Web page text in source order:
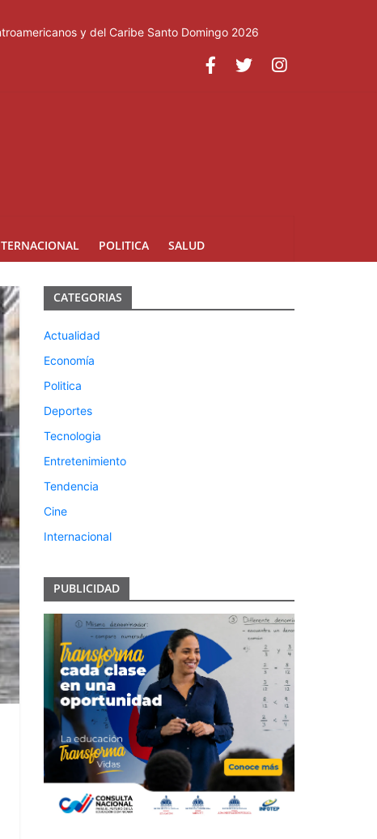
y del Caribe Santo Domingo 2026
POLITICA SALUD
CATEGORIAS
Actualidad
Economía
Politica
Deportes
Tecnologia
Entretenimiento
Tendencia
Cine
Internacional
PUBLICIDAD